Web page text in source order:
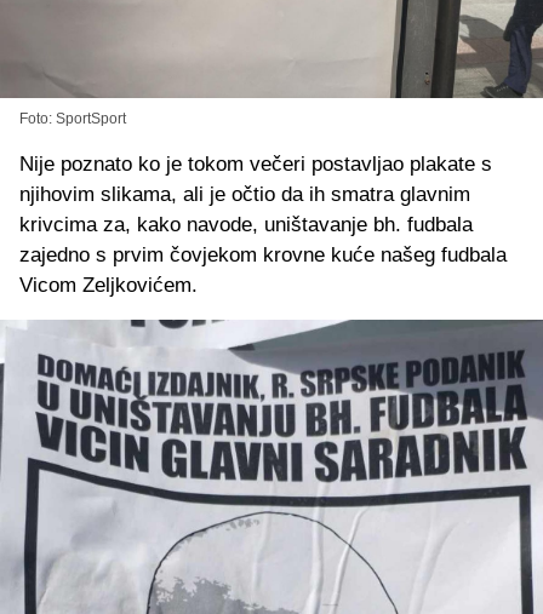
Foto: SportSport
Nije poznato ko je tokom večeri postavljao plakate s
njihovim slikama, ali je očtio da ih smatra glavnim
krivcima za, kako navode, uništavanje bh. fudbala
zajedno s prvim čovjekom krovne kuće našeg fudbala
Vicom Zeljkovićem.